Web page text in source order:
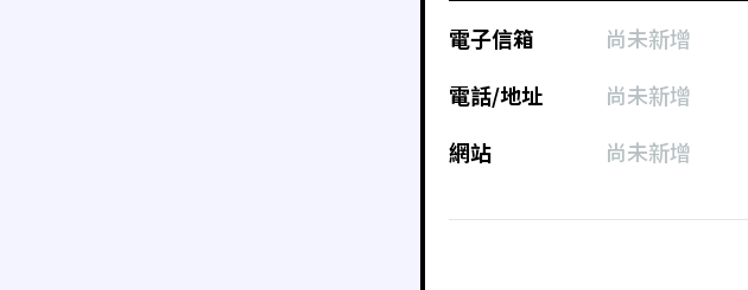
電子信箱
尚未新增
電話/地址
尚未新增
網站
尚未新增